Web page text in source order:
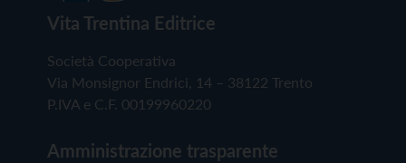
Vita Trentina Editrice
Società Cooperativa
Via Monsignor Endrici, 14 – 38122 Trento
P.IVA e C.F. 00199960220
Amministrazione trasparente